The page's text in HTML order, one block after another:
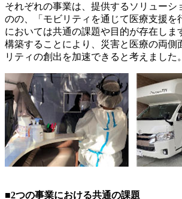
それぞれの事業は、提供するソリューシ
のの、「モビリティを通じて医療支援を
においては共通の課題や目的が存在しま
構築することにより、災害と医療の両側
リティの創出を加速できると考えました。
■2つの事業における共通の課題